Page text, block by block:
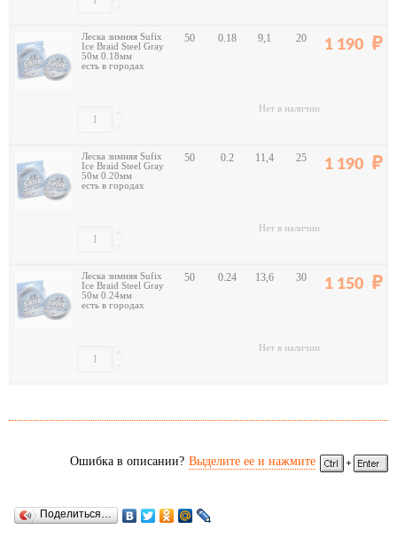
-
Леска зимняя Sufix
Ice Braid Steel Gray
50м 0.18мм
есть в городах
50 0.18 9,1 20 1 190
-
+ Нет в наличии
Леска зимняя Sufix
Ice Braid Steel Gray
50м 0.20мм
есть в городах
50 0.2 11,4 25 1 190
-
+ Нет в наличии
Леска зимняя Sufix
Ice Braid Steel Gray
50м 0.24мм
есть в городах
50 0.24 13,6 30 1 150
-
+ Нет в наличии
Ошибка в описании? Выделите ее и нажмите
Поделиться…